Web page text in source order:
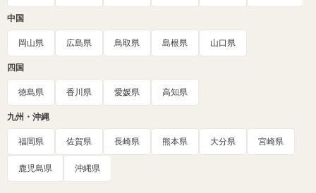
中国
岡山県 広島県 鳥取県 島根県 山口県
四国
徳島県 香川県 愛媛県 高知県
九州・沖縄
福岡県 佐賀県 長崎県 熊本県 大分県 宮崎県
鹿児島県 沖縄県